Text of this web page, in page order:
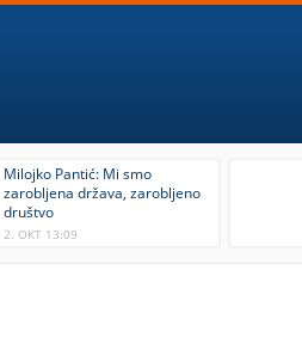
Milojko Pantić: Mi smo
zarobljena država, zarobljeno
društvo
2. OKT 13:09